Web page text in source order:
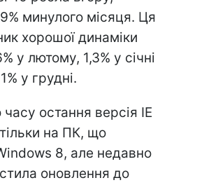
минулого місяця. Ця
хорошої динаміки
у лютому, 1,3% у січні
у грудні.
остання версія IE
на ПК, що
8, але недавно
оновлення до